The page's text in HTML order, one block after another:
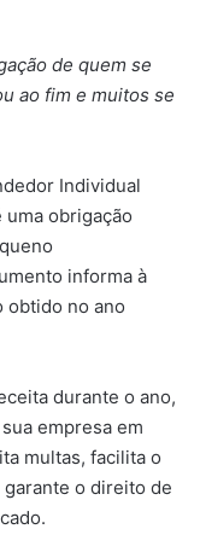
de quem se
ao fim e muitos se
Individual
uma obrigação
informa à
obtido no ano
durante o ano,
empresa em
multas, facilita o
o direito de